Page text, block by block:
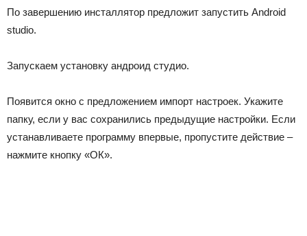
По завершению инсталлятор предложит запустить Android
studio.
Запускаем установку андроид студио.
Появится окно с предложением импорт настроек. Укажите
папку, если у вас сохранились предыдущие настройки. Если
устанавливаете программу впервые, пропустите действие –
нажмите кнопку «ОК».